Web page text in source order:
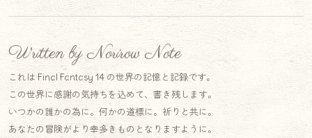
Written by Norirow Note
これは Final Fantasy 14 の世界の記憶と記録です。
この世界に感謝の気持ちを込めて、書き残します。
いつかの誰かの為に。何かの道標に。祈りと共に。
あなたの冒険がより幸多きものとなりますように。